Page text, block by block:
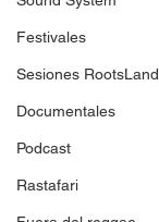
Festivales
Sesiones RootsLand
Documentales
Podcast
Rastafari